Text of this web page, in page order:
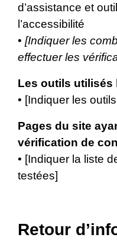
d’assistance et
l’accessibilité
• [Indiquer les
effectuer les
Les outils utilisés
• [Indiquer les
Pages du site
vérification de
• [Indiquer la liste
testées]
Retour